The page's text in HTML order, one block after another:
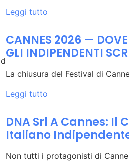
Leggi tutto
CANNES 2026 — DOVE
GLI INDIPENDENTI
La chiusura del Festival di
Leggi tutto
DNA Srl A Cannes: Il
Italiano
Non tutti i protagonisti di